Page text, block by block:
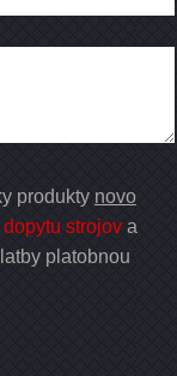
produkty novo
strojova
platobnou